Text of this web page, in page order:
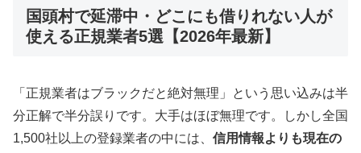
国頭村で延滞中・どこにも借りれない人が
使える正規業者5選【2026年最新】
「正規業者はブラックだと絶対無理」という思い込みは半
分正解で半分誤りです。大手はほぼ無理です。しかし全国
1,500社以上の登録業者の中には、 信用情報よりも現在の